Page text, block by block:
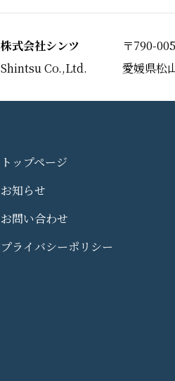
株式会社シンツ
Shintsu Co.,Ltd.
〒790-
愛媛県松
トップページ
お知らせ
お問い合わせ
プライバシーポリシー